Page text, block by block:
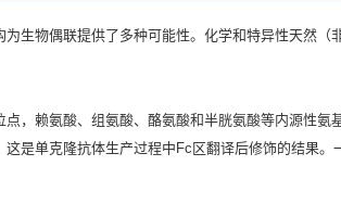
为生物偶联提供了多种可能性。化学和特异性天然
，赖氨酸、组氨酸、酪氨酸和半胱氨酸等内源性
是单克隆抗体生产过程中Fc区翻译后修饰的结果